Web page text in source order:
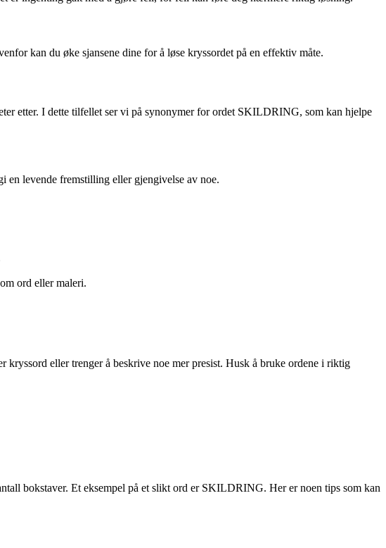
kan du øke sjansene dine for å løse kryssordet på en effektiv måte.
etter. I dette tilfellet ser vi på synonymer for ordet SKILDRING, som kan hjelpe
levende fremstilling eller gjengivelse av noe.
ord eller maleri.
eller trenger å beskrive noe mer presist. Husk å bruke ordene i riktig
bokstaver. Et eksempel på et slikt ord er SKILDRING. Her er noen tips som kan